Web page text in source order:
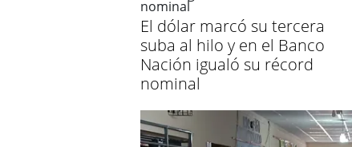
El dólar marcó su tercera
suba al hilo y en el Banco
Nación igualó su récord
nominal